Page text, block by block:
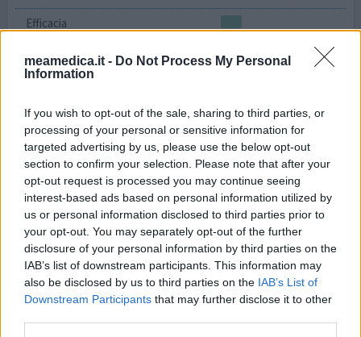
meamedica.it - Do Not Process My Personal
Information
If you wish to opt-out of the sale, sharing to third parties, or
processing of your personal or sensitive information for
targeted advertising by us, please use the below opt-out
section to confirm your selection. Please note that after your
opt-out request is processed you may continue seeing
interest-based ads based on personal information utilized by
us or personal information disclosed to third parties prior to
your opt-out. You may separately opt-out of the further
disclosure of your personal information by third parties on the
IAB’s list of downstream participants. This information may
also be disclosed by us to third parties on the IAB’s List of
Downstream Participants that may further disclose it to other
Efficacia
Soffro di ansia e malinconia. Il farmaco non serve a nulla
dei disturbi di stomaco.
dai opinione 0 reazioni
1
Medicinale con in maggior numero di esperienze